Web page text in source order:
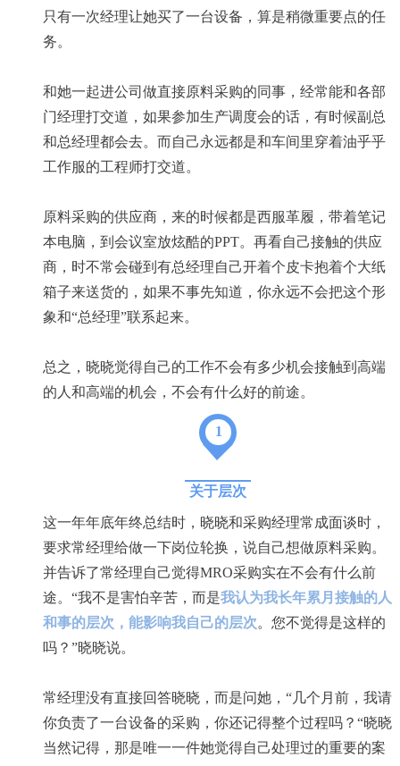
只有一次经理让她买了一台设备，算是稍微重要点的任
务。
和她一起进公司做直接原料采购的同事，经常能和各部
门经理打交道，如果参加生产调度会的话，有时候副总
和总经理都会去。而自己永远都是和车间里穿着油乎乎
工作服的工程师打交道。
原料采购的供应商，来的时候都是西服革履，带着笔记
本电脑，到会议室放炫酷的PPT。再看自己接触的供应
商，时不常会碰到有总经理自己开着个皮卡抱着个大纸
箱子来送货的，如果不事先知道，你永远不会把这个形
象和“总经理”联系起来。
总之，晓晓觉得自己的工作不会有多少机会接触到高端
的人和高端的机会，不会有什么好的前途。
1
关于层次
这一年年底年终总结时，晓晓和采购经理常成面谈时，
要求常经理给做一下岗位轮换，说自己想做原料采购。
并告诉了常经理自己觉得MRO采购实在不会有什么前
途。“我不是害怕辛苦，而是我认为我长年累月接触的人
和事的层次，能影响我自己的层次。您不觉得是这样的
吗？”晓晓说。
常经理没有直接回答晓晓，而是问她，“几个月前，我请
你负责了一台设备的采购，你还记得整个过程吗？“晓晓
当然记得，那是唯一一件她觉得自己处理过的重要的案